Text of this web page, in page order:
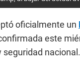
oficialmente un
este